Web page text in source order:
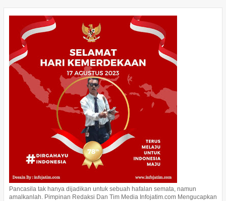
Pancasila tak hanya dijadikan untuk sebuah hafalan semata, namun
amalkanlah. Pimpinan Redaksi Dan Tim Media Infojatim.com Mengucapkan